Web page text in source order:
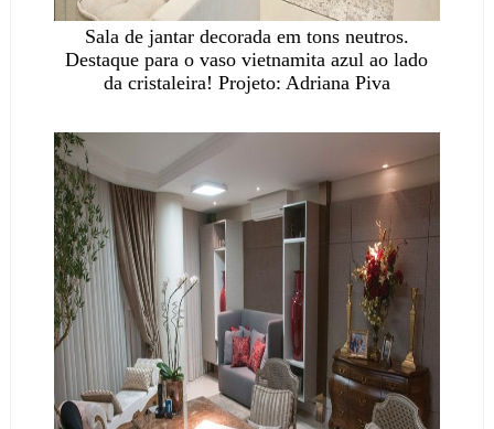
Sala de jantar decorada em tons neutros.
Destaque para o vaso vietnamita azul ao lado
da cristaleira! Projeto: Adriana Piva